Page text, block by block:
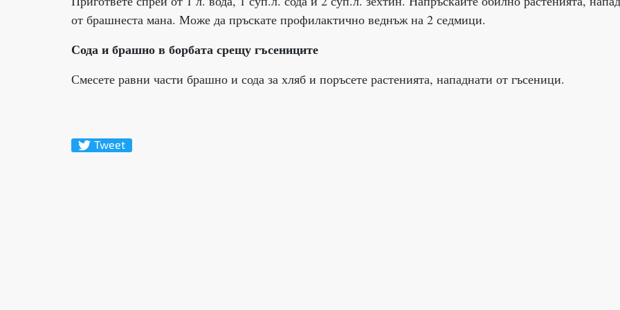
от брашнеста мана. Може да пръскате профилактично веднъж на 2 седмици.
Сода и брашно в борбата срещу гъсениците
Смесете равни части брашно и сода за хляб и поръсете растенията, нападнати от гъсеници.
Tweet